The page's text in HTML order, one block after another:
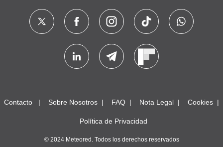
Contacto Sobre Nosotros FAQ Nota Legal Cookies
Política de Privacidad
© 2024 Meteored. Todos los derechos reservados